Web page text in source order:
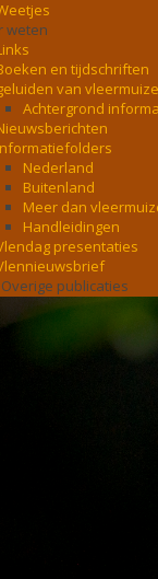
weten
en tijdschriften
van
Achtergrond
Nederland
Buitenland
Meer dan
Handleidingen
presentaties
Overige publicaties
zoonose info
rapporten